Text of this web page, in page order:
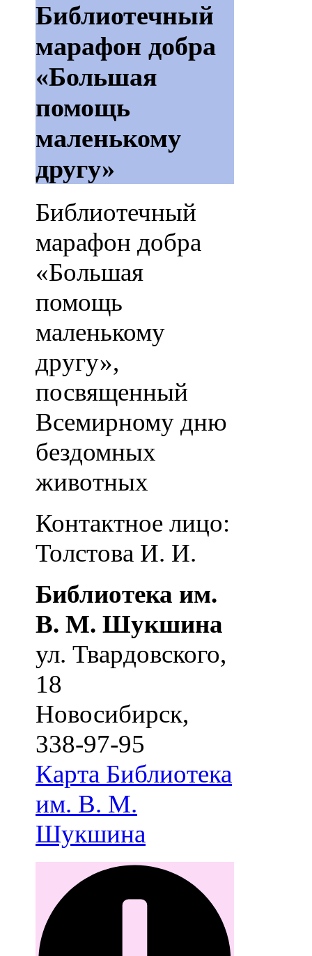
Библиотечный
марафон добра
«Большая
помощь
маленькому
другу»
Библиотечный
марафон добра
«Большая
помощь
маленькому
другу»,
посвященный
Всемирному дню
бездомных
животных
Контактное лицо:
Толстова И. И.
Библиотека им.
В. М. Шукшина
ул. Твардовского,
18
Новосибирск,
338-97-95
Карта Библиотека
им. В. М.
Шукшина